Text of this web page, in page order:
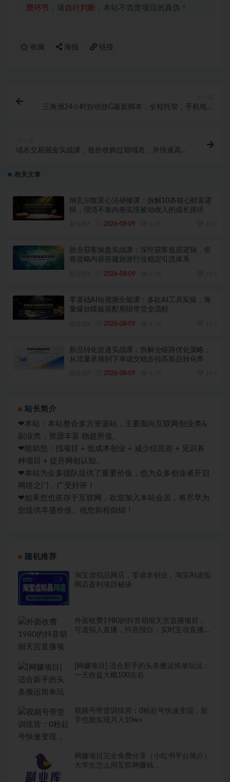
费环节 ，请 自行判断 ，本站不负责项目的真伪！
收藏 海报 链接
三角洲24小时自动挂G最新脚本，全程托管，手机电脑
域名交易掘金实战课，低价收购过期域名，并快速高价
相关文章
纳瓦尔致富心法研修课：拆解10条核心财富逻
辑，理清不靠内卷实现被动收入的成长路径
2026-08-09
旅业获客操盘实战课：深挖获客底层逻辑，依
靠攻略内容搭建旅游行业稳定引流体系
2026-08-09
零基础AI短视频全能课：多款AI工具实操，海
量爆款模板搭配剪辑带货全流程
2026-08-09
新品转化提速实战课：拆解全链路优化策略，
从流量承接到下单成交稳步拉高新品转化率
2026-08-09
站长简介
❤本站：本站整合多方资源站，主要面向互联网创业类&
副业类，资源丰富 物超所值。
❤能助您：找项目 + 低成本创业 + 减少信息差 + 见识各
种项目 + 提升网创认知。
❤本站为众多团队提供了重要价值，也为众多创业者开启
网络之门，广受好评！
❤如果您也依存于互联网，欢迎加入本站会员，将尽早为
您提供丰盛价值。祝您前程似锦！
随机推荐
淘宝虚拟品网店，零成本创业，淘宝AI虚拟
网店盈利项目秘诀
外面收费1980的抖音胡闹天宫直播项目，
可虚拟人直播，抖音报白，实时互动直播
[网赚项目] 适合新手的头条搬运简单玩法：
一天收益大概100左右
视频号带货训练营：0粉起号快速变现，新
手也能实现月入10w+
网赚项目完全免费分享（小红书平台简介）
大学生怎么用互联网赚钱，